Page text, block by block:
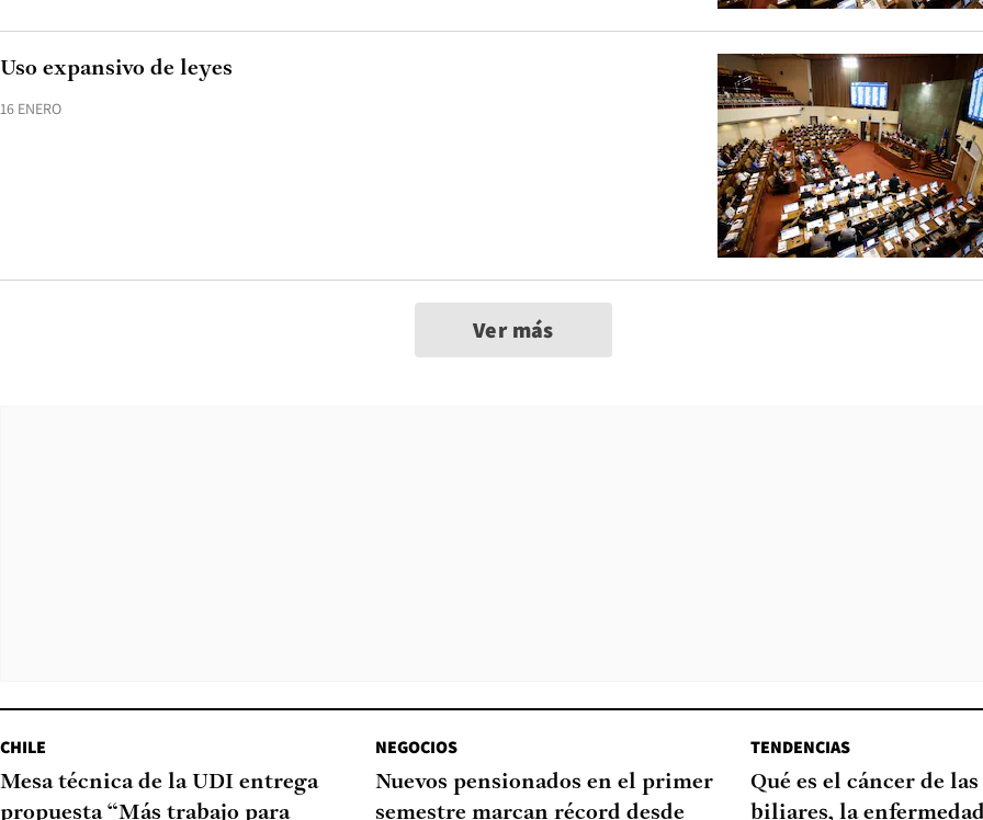
16 ENERO
Uso expansivo de leyes
Ver más
CHILE
Mesa técnica de la UDI entrega
propuesta “Más trabajo para
NEGOCIOS
Nuevos pensionados en el primer
semestre marcan récord desde
TENDENCIAS
Qué es el cáncer de
biliares, la